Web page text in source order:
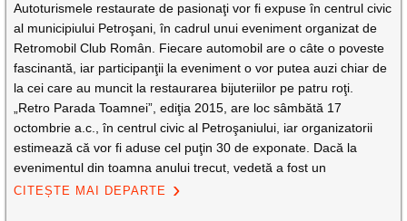
Autoturismele restaurate de pasionaţi vor fi expuse în centrul civic
al municipiului Petroşani, în cadrul unui eveniment organizat de
Retromobil Club Român. Fiecare automobil are o câte o poveste
fascinantă, iar participanţii la eveniment o vor putea auzi chiar de
la cei care au muncit la restaurarea bijuteriilor pe patru roţi.
„Retro Parada Toamnei”, ediţia 2015, are loc sâmbătă 17
octombrie a.c., în centrul civic al Petroşaniului, iar organizatorii
estimează că vor fi aduse cel puţin 30 de exponate. Dacă la
evenimentul din toamna anului trecut, vedetă a fost un
CITEȘTE MAI DEPARTE